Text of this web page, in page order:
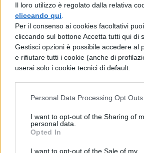
Il loro utilizzo è regolato dalla relativa
cliccando qui
Per il consenso ai cookies facoltativi
cliccando sul bottone Accetta tutti qui di
Gestisci opzioni è possibile accedere al
e rifiutare tutti i cookie (anche di
userai solo i cookie tecnici di default.
Personal Data Processing Opt Outs
I want to opt-out of the Sharing of
personal data.
Opted In
I want to opt-out of the Sale of my
TI POTREBBE
PERIODO CLASSICO
De Legibus, Libro 1,
PERIODO CLASSICO
De Legibus, Libro 1,
PERIODO CLASSICO